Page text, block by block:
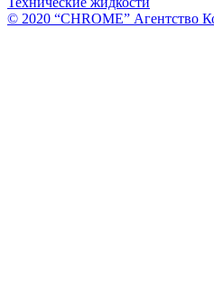
© 2020 “CHROME” Агентство